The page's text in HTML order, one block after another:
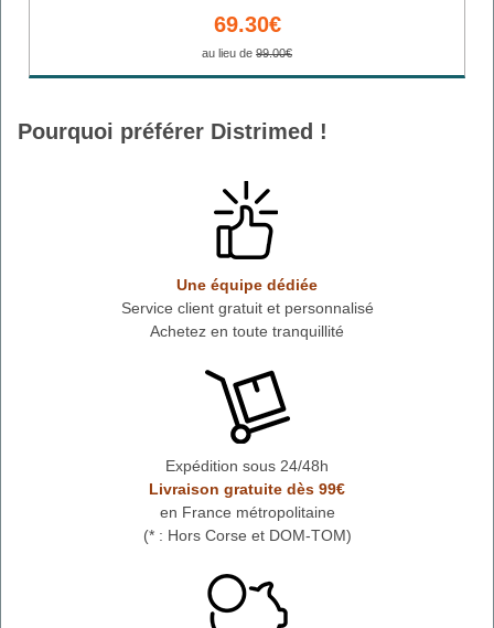
69.30€
au lieu de 99.00€
Pourquoi préférer Distrimed !
Une équipe dédiée
Service client gratuit et personnalisé
Achetez en toute tranquillité
Expédition sous 24/48h
Livraison gratuite dès 99€
en France métropolitaine
(* : Hors Corse et DOM-TOM)